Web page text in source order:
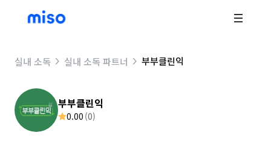
실내 소독 실내 소독 파트너 부부클린익
부부클린익
0.00 (0)